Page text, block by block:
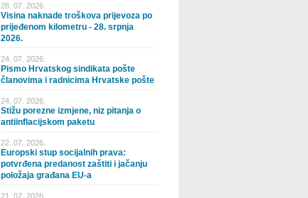
28. 07. 2026.
Visina naknade troškova prijevoza po
prijeđenom kilometru - 28. srpnja
2026.
24. 07. 2026.
Pismo Hrvatskog sindikata pošte
članovima i radnicima Hrvatske pošte
24. 07. 2026.
Stižu porezne izmjene, niz pitanja o
antiinflacijskom paketu
22. 07. 2026.
Europski stup socijalnih prava:
potvrđena predanost zaštiti i jačanju
položaja građana EU-a
21. 07. 2026.